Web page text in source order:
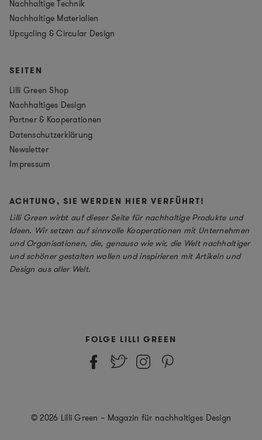
Nachhaltige Technik
Nachhaltige Materialien
Upcycling & Circular Design
SEITEN
Lilli Green Shop
Nachhaltiges Design
Partner & Kooperationen
Datenschutzerklärung
Newsletter
Impressum
ACHTUNG, SIE WERDEN HIER VERFÜHRT!
Lilli Green wirbt auf dieser Seite für nachhaltige Produkte und
Ideen. Wir setzen auf sinnvolle Kooperationen mit Unternehmen
und Organisationen, die, genauso wie wir, die Welt nachhaltiger
und schöner gestalten wollen und inspirieren mit Artikeln und
Design aus aller Welt.
FOLGE LILLI GREEN
© 2026 Lilli Green – Magazin für nachhaltiges Design